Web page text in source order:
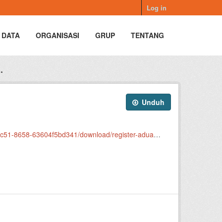
Log in
ORGANISASI GRUP TENTANG
Unduh
download/register-aduan-disparpora-maret-2026.xlsx